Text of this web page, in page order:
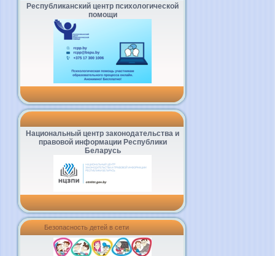
Республиканский центр психологической
помощи
Национальный центр законодательства и
правовой информации Республики
Беларусь
Безопасность детей в сети